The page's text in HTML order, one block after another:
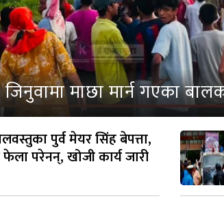
माछा मार्न गएका
पुर्व मेयर सिंह बेपत्ता,
परेनन्, खोजी कार्य जारी